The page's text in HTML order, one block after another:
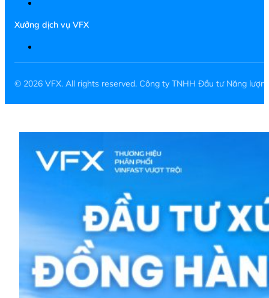
Xưởng dịch vụ VFX
© 2026 VFX. All rights reserved. Công ty TNHH Đầu tư Năng